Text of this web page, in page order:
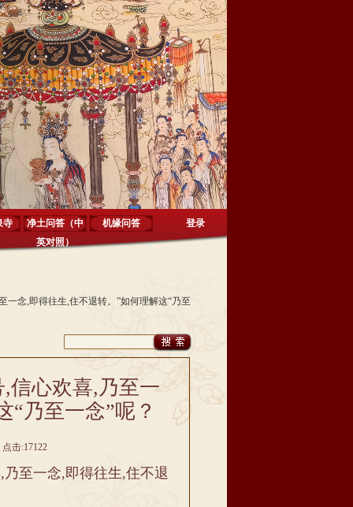
寺
净土问答（中
英对照）
机缘问答 登录
一念,即得往生,住不退转。”如何理解这“乃至
信心欢喜,乃至一
“乃至一念”呢？
击:17122
至一念,即得往生,住不退